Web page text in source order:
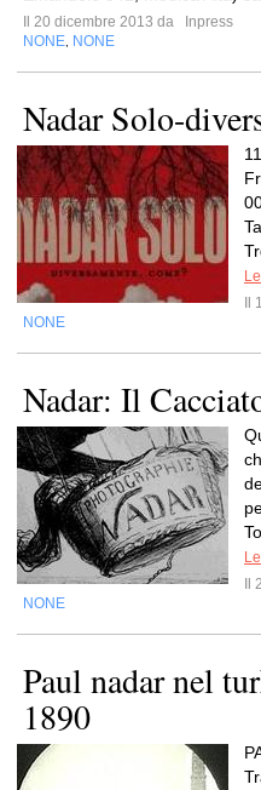
Il 20 dicembre 2013 da
Inpress
NONE NONE
Nadar Solo-
NONE
Nadar: Il
NONE
Paul nadar nel
1890